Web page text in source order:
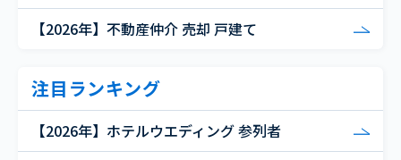
【2026年】不動産仲介 売却 戸建て
注目ランキング
【2026年】ホテルウエディング 参列者